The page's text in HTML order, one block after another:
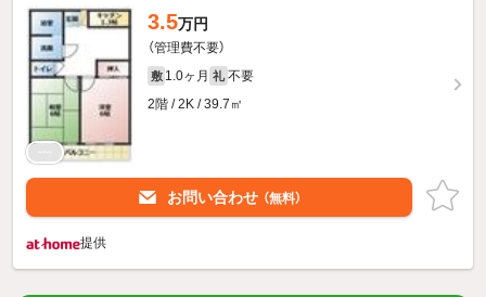
3.5万円
（管理費不要）
敷 1.0ヶ月 礼 不要
2階 / 2K / 39.7㎡
お問い合わせ （無料）
提供